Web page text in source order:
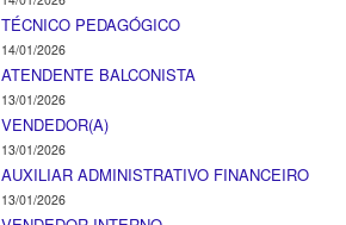
TÉCNICO PEDAGÓGICO
14/01/2026
ATENDENTE BALCONISTA
13/01/2026
VENDEDOR(A)
13/01/2026
AUXILIAR ADMINISTRATIVO FINANCEIRO
13/01/2026